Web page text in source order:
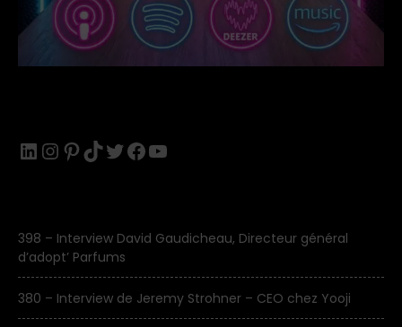
LinkedIn
Instagram
Pinterest
TikTok
Twitter
Facebook
YouTube
398 – Interview David Gaudicheau, Directeur général
d’adopt’​ Parfums
380 – Interview de Jeremy Strohner – CEO chez Yooji